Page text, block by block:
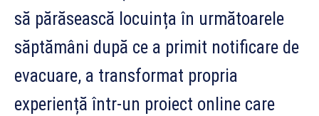
să părăsească locuința în următoarele
săptămâni după ce a primit notificare de
evacuare, a transformat propria
experiență într-un proiect online care